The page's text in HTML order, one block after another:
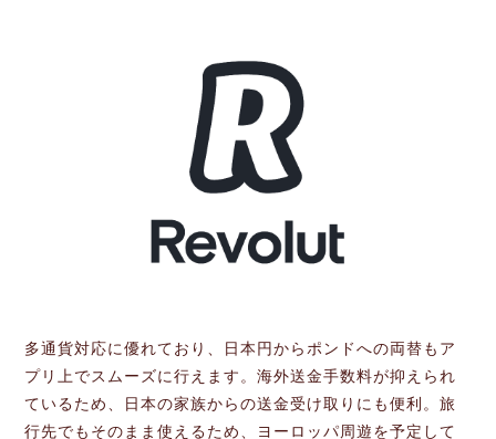
多通貨対応に優れており、日本円からポンドへの両替もア
プリ上でスムーズに行えます。海外送金手数料が抑えられ
ているため、日本の家族からの送金受け取りにも便利。旅
行先でもそのまま使えるため、ヨーロッパ周遊を予定して